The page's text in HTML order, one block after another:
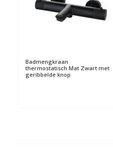
Badmengkraan
thermostatisch Mat Zwart met
geribbelde knop